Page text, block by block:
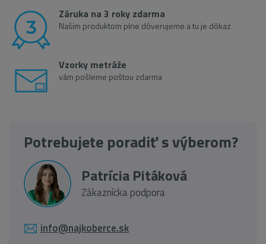
Záruka na 3 roky zdarma
Našim produktom plne dôverujeme a tu je dôkaz
Vzorky metráže
vám pošleme poštou zdarma
Potrebujete poradiť s výberom?
Patrícia Pitáková
Zákaznícka podpora
info@najkoberce.sk